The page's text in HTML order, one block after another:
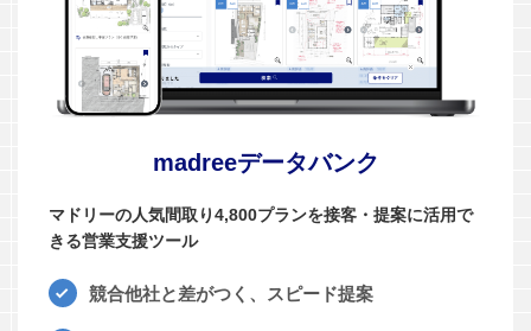
madreeデータバンク
マドリーの人気間取り4,800プランを接客・提案に活用で
きる営業支援ツール
競合他社と差がつく、スピード提案